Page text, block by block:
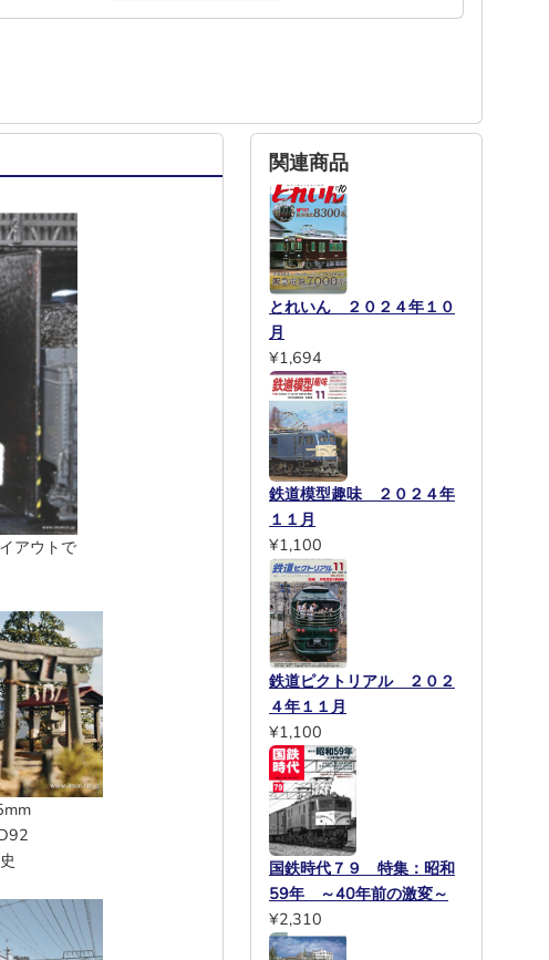
アウトで
関連商品
とれいん ２０２４年１０
月
¥1,694
鉄道模型趣味 ２０２４年
１１月
¥1,100
鉄道ピクトリアル ２０２
４年１１月
¥1,100
国鉄時代７９ 特集：昭和
59年 ～40年前の激変～
¥2,310